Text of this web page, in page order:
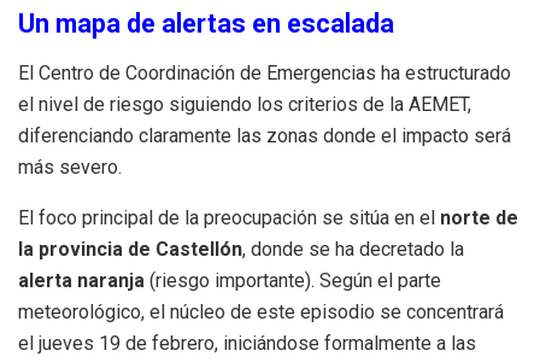
Un mapa de alertas en escalada
El Centro de Coordinación de Emergencias ha estructurado
el nivel de riesgo siguiendo los criterios de la AEMET,
diferenciando claramente las zonas donde el impacto será
más severo.
El foco principal de la preocupación se sitúa en el norte de
la provincia de Castellón, donde se ha decretado la
alerta naranja (riesgo importante). Según el parte
meteorológico, el núcleo de este episodio se concentrará
el jueves 19 de febrero, iniciándose formalmente a las